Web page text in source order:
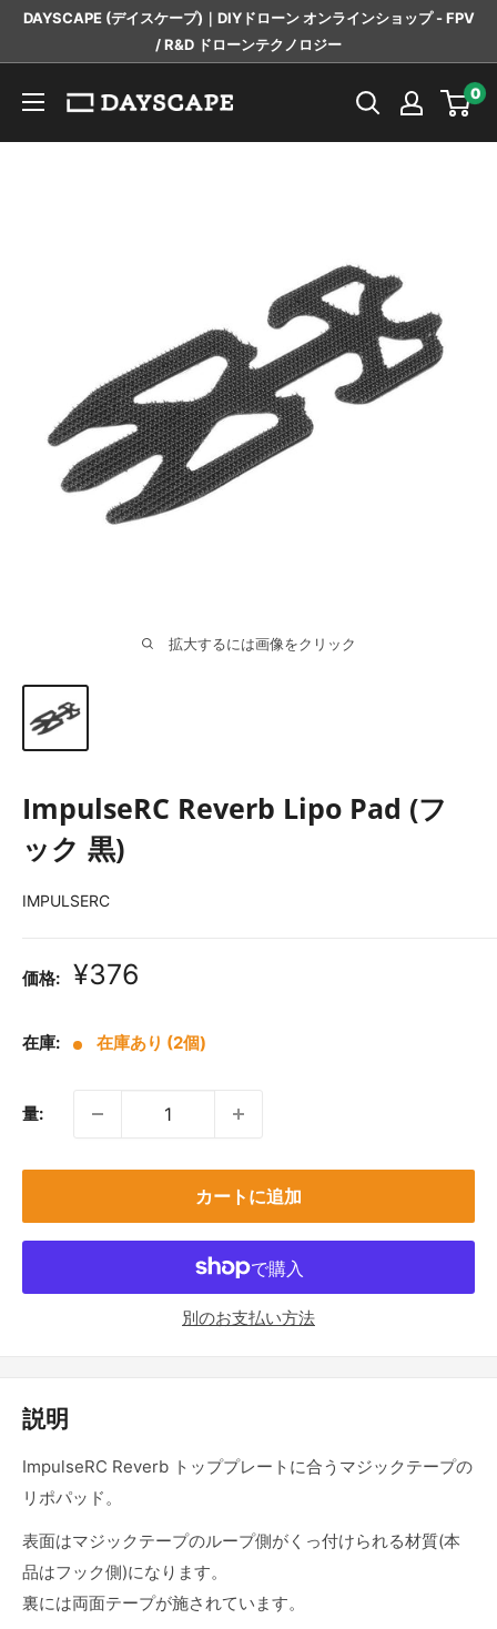
ツ
DAYSCAPE (デイスケープ)｜DIYドローン オンラインショップ - FPV
/ R&D ドローンテクノロジー
DAYSCAPE 0
拡大するには画像をクリック
ImpulseRC Reverb Lipo Pad (フ
ック 黒)
IMPULSERC
価格:
販
価
格
¥376
在庫: 在庫あり (2個)
量:
カートに追加
別のお支払い方法
説明
ImpulseRC Reverb トッププレートに合うマジックテープの
リポパッド。
表面はマジックテープのループ側がくっ付けられる材質(本
品はフック側)になります。
裏には両面テープが施されています。